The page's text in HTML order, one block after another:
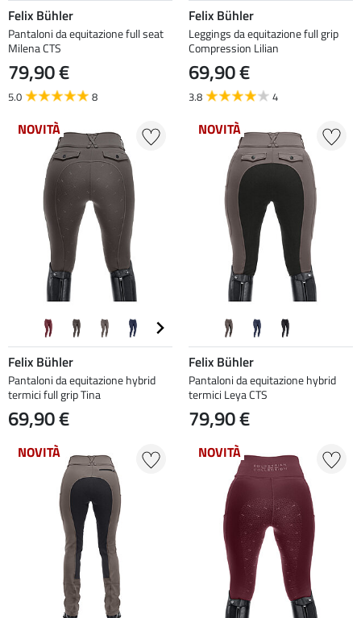
Felix Bühler
Pantaloni da equitazione full seat
Milena CTS
79,90 €
5.0 8
Felix Bühler
Leggings da equitazione full grip
Compression Lilian
69,90 €
3.8 4
NOVITÀ
Felix Bühler
Pantaloni da equitazione hybrid
termici full grip Tina
69,90 €
NOVITÀ
Felix Bühler
Pantaloni da equitazione hybrid
termici Leya CTS
79,90 €
NOVITÀ NOVITÀ